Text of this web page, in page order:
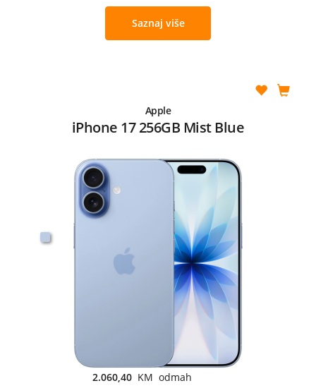
Saznaj više
Apple
iPhone 17 256GB Mist Blue
2.060,40 KM odmah